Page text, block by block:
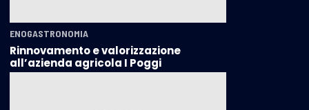
ENOGASTRONOMIA
Rinnovamento e valorizzazione
all’azienda agricola I Poggi